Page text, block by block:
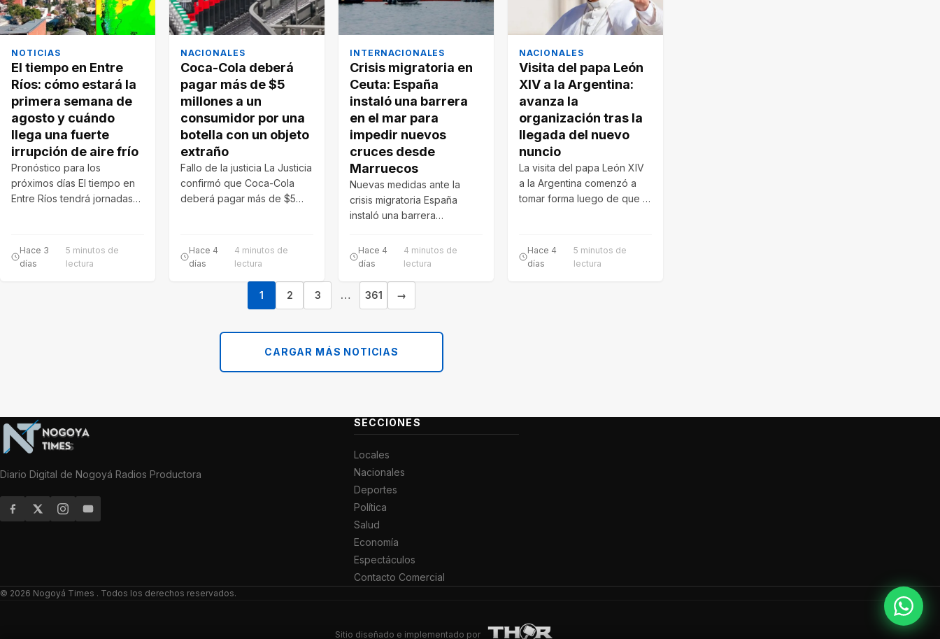
NOTICIAS
El tiempo en Entre
Ríos: cómo estará la
primera semana de
agosto y cuándo
llega una fuerte
irrupción de aire frío
Pronóstico para los
próximos días El tiempo en
Entre Ríos tendrá jornadas
Hace 3
días
5 minutos de
lectura
NACIONALES
Coca-Cola deberá
pagar más de $5
millones a un
consumidor por una
botella con un objeto
extraño
Fallo de la justicia La Justicia
confirmó que Coca-Cola
deberá pagar más de $5
Hace 4
días
4 minutos de
lectura
INTERNACIONALES
Crisis migratoria en
Ceuta: España
instaló una barrera
en el mar para
impedir nuevos
cruces desde
Marruecos
Nuevas medidas ante la
crisis migratoria España
instaló una barrera
frente a Ceuta para…
Hace 4
días
4 minutos de
lectura
NACIONALES
Visita del papa León
XIV a la Argentina:
avanza la
organización tras la
llegada del nuevo
nuncio
La visita del papa León XIV
a la Argentina comenzó a
tomar forma luego de que el
Hace 4
días
5 minutos de
lectura
1 2 3 … 361 →
CARGAR MÁS NOTICIAS
Diario Digital de Nogoyá Radios Productora
SECCIONES
Locales
Nacionales
Deportes
Política
Salud
Economía
Espectáculos
Contacto Comercial
© 2026 Nogoyá Times . Todos los derechos reservados.
Sitio diseñado e implementado por